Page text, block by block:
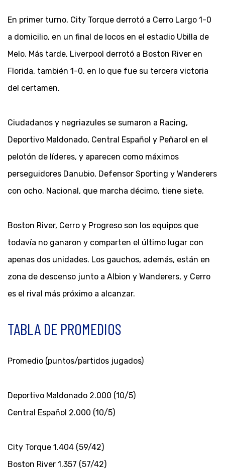
En primer turno, City Torque derrotó a Cerro Largo 1-0
a domicilio, en un final de locos en el estadio Ubilla de
Melo. Más tarde, Liverpool derrotó a Boston River en
Florida, también 1-0, en lo que fue su tercera victoria
del certamen.
Ciudadanos y negriazules se sumaron a Racing,
Deportivo Maldonado, Central Español y Peñarol en el
pelotón de líderes, y aparecen como máximos
perseguidores Danubio, Defensor Sporting y Wanderers
con ocho. Nacional, que marcha décimo, tiene siete.
Boston River, Cerro y Progreso son los equipos que
todavía no ganaron y comparten el último lugar con
apenas dos unidades. Los gauchos, además, están en
zona de descenso junto a Albion y Wanderers, y Cerro
es el rival más próximo a alcanzar.
TABLA DE PROMEDIOS
Promedio (puntos/partidos jugados)
Deportivo Maldonado 2.000 (10/5)
Central Español 2.000 (10/5)
City Torque 1.404 (59/42)
Boston River 1.357 (57/42)